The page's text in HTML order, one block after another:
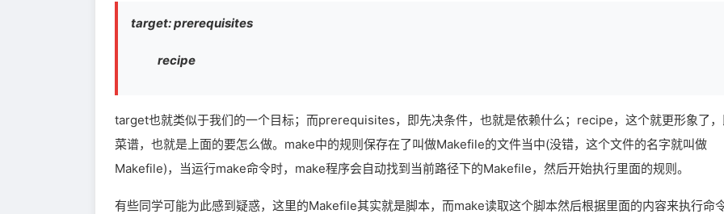
target: prerequisites
recipe
target也就类似于我们的一个目标；而prerequisites，即先决条件，也就是依赖什么；recipe，这个就更形象了，
菜谱，也就是上面的要怎么做。make中的规则保存在了叫做Makefile的文件当中(没错，这个文件的名字就叫做
Makefile)，当运行make命令时，make程序会自动找到当前路径下的Makefile，然后开始执行里面的规则。
有些同学可能为此感到疑惑，这里的Makefile其实就是脚本，而make读取这个脚本然后根据里面的内容来执行命令